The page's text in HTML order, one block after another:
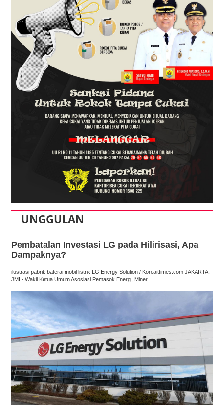
UNGGULAN
Pembatalan Investasi LG pada Hilirisasi, Apa
Dampaknya?
ilustrasi pabrik baterai mobil listrik LG Energy Solution / Koreaittimes.com JAKARTA,
JMI - Wakil Ketua Umum Asosiasi Pemasok Energi, Miner...